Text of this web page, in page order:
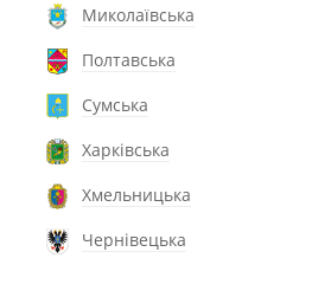
Миколаївська
Полтавська
Сумська
Харківська
Хмельницька
Чернівецька